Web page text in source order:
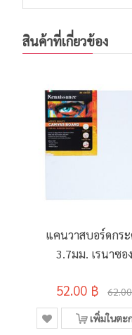
สินค้าที่เกี่ยวข้อง
แคนวาสบอร์ดกร
3.7มม. เรนาซอ
52.00 ฿
เพิ่มในตะ